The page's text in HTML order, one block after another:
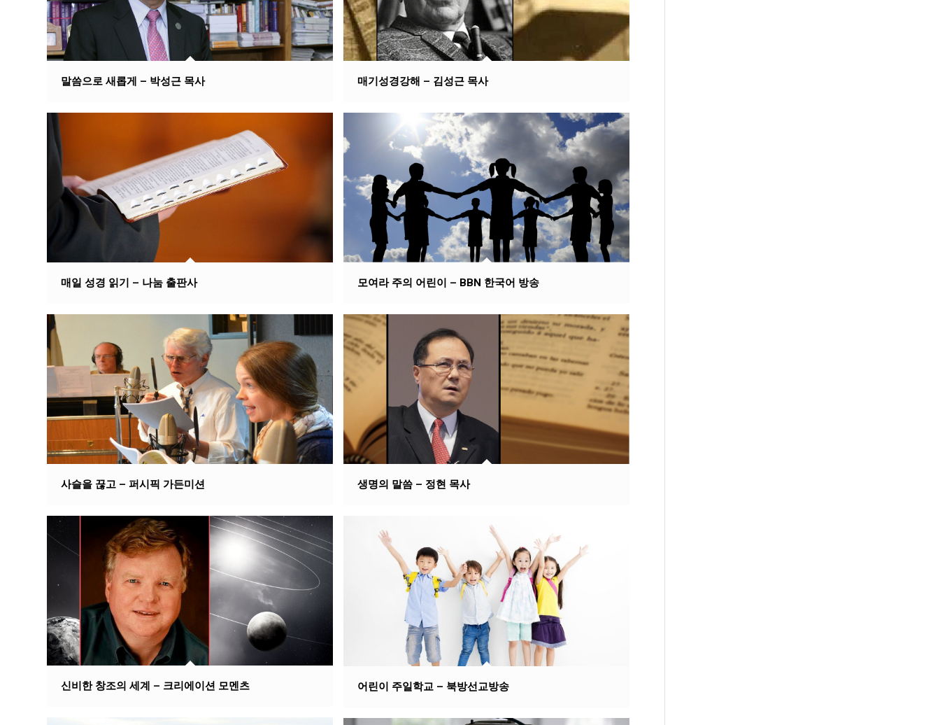
말씀으로 새롭게 – 박성근 목사 매기성경강해 – 김성근 목사
매일 성경 읽기 – 나눔 출판사 모여라 주의 어린이 – BBN 한국어 방송
사슬을 끊고 – 퍼시픽 가든미션 생명의 말씀 – 정현 목사
신비한 창조의 세계 – 크리에이션 모멘츠 어린이 주일학교 – 북방선교방송